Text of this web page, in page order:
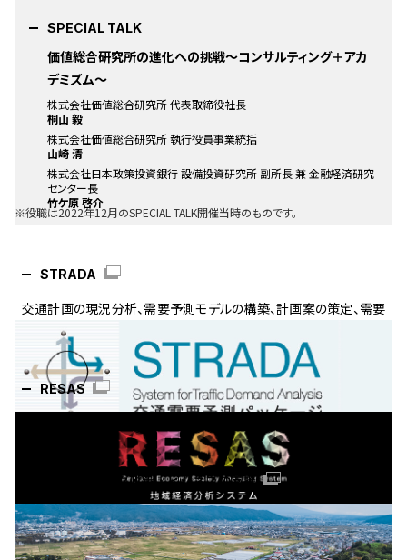
SPECIAL TALK
価値総合研究所の進化への挑戦～コンサルティング＋アカ
デミズム～
株式会社価値総合研究所 代表取締役社長
桐山 毅
株式会社価値総合研究所 執行役員事業統括
山崎 清
株式会社日本政策投資銀行 設備投資研究所 副所長 兼 金融経済研究
センター長
竹ケ原 啓介
※役職は2022年12月のSPECIAL TALK開催当時のものです。
STRADA
交通計画の現況分析、需要予測モデルの構築、計画案の策定、需要
予測及び評価など、効率よく作業を行うためのパッケージシステム
RESAS
可視化するシステムです。
不動産ストック政策・ビジネスの支援
不動産ストックの良質化、流通の活性化、再生利活用等に取組む事
業者、地域の担い手の支援を行っています。